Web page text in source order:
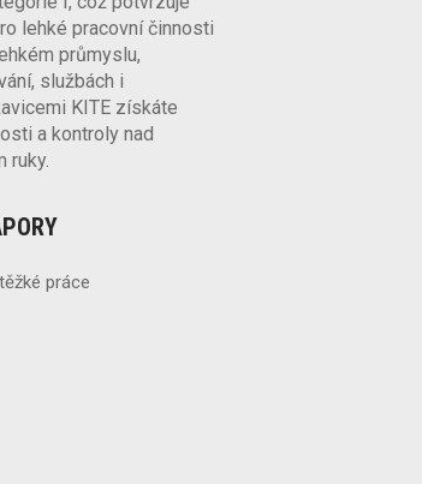
lehké pracovní činnosti
průmyslu,
službách i
KITE získáte
a kontroly nad
ruky.
práce